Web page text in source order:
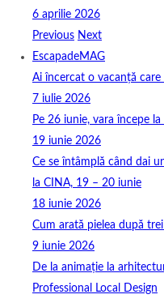
6 aprilie 2026
Previous Next
EscapadeMAG
Ai încercat o vacanță care
7 iulie 2026
Pe 26 iunie, vara începe
19 iunie 2026
Ce se întâmplă când dai
la CINA, 19 – 20 iunie
18 iunie 2026
Cum arată pielea după
9 iunie 2026
De la animație la
Professional Local Design